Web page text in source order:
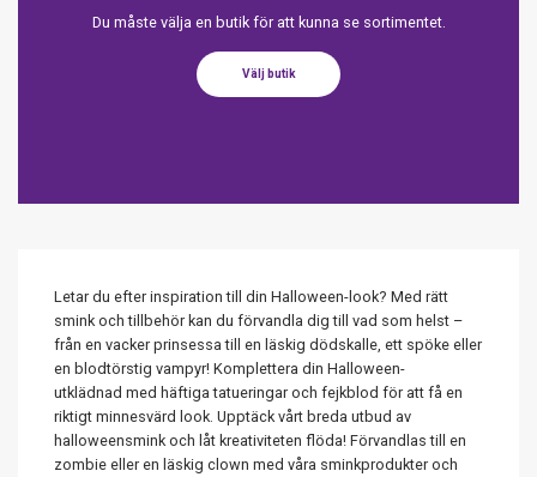
Du måste välja en butik för att kunna se sortimentet.
Välj butik
Letar du efter inspiration till din Halloween-look? Med rätt
smink och tillbehör kan du förvandla dig till vad som helst –
från en vacker prinsessa till en läskig dödskalle, ett spöke eller
en blodtörstig vampyr! Komplettera din Halloween-
utklädnad med häftiga tatueringar och fejkblod för att få en
riktigt minnesvärd look. Upptäck vårt breda utbud av
halloweensmink och låt kreativiteten flöda! Förvandlas till en
zombie eller en läskig clown med våra sminkprodukter och